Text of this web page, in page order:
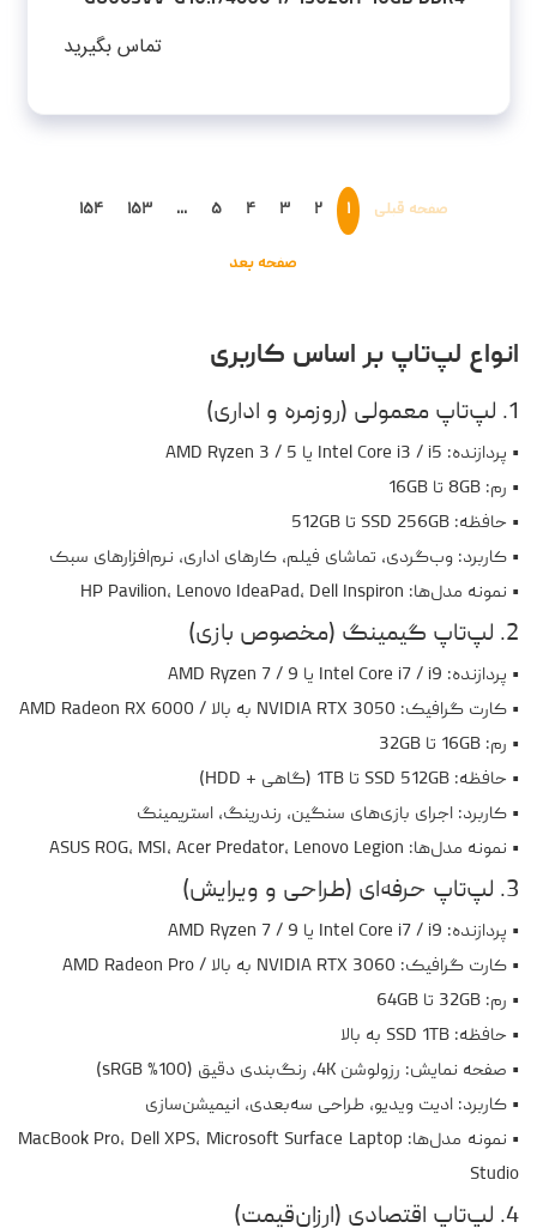
تماس بگیرید
صفحه قبلی ۱ ۲ ۳ ۴ ۵ ۱۵۳ ۱۵۴
صفحه بعد
انواع لپ‌تاپ بر اساس کاربری
1. لپ‌تاپ معمولی (روزمره و اداری)
• پردازنده: Intel Core i3 / i5 یا AMD Ryzen 3 / 5
• رم: 8GB تا 16GB
• حافظه: SSD 256GB تا 512GB
• کاربرد: وب‌گردی، تماشای فیلم، کارهای اداری، نرم‌افزارهای سبک
• نمونه مدل‌ها: HP Pavilion، Lenovo IdeaPad، Dell Inspiron
2. لپ‌تاپ گیمینگ (مخصوص بازی)
• پردازنده: Intel Core i7 / i9 یا AMD Ryzen 7 / 9
• کارت گرافیک: NVIDIA RTX 3050 به بالا / AMD Radeon RX 6000
• رم: 16GB تا 32GB
• حافظه: SSD 512GB تا 1TB (گاهی + HDD)
• کاربرد: اجرای بازی‌های سنگین، رندرینگ، استریمینگ
• نمونه مدل‌ها: ASUS ROG، MSI، Acer Predator، Lenovo Legion
3. لپ‌تاپ حرفه‌ای (طراحی و ویرایش)
• پردازنده: Intel Core i7 / i9 یا AMD Ryzen 7 / 9
• کارت گرافیک: NVIDIA RTX 3060 به بالا / AMD Radeon Pro
• رم: 32GB تا 64GB
• حافظه: SSD 1TB به بالا
• صفحه نمایش: رزولوشن 4K، رنگ‌بندی دقیق (100% sRGB)
• کاربرد: ادیت ویدیو، طراحی سه‌بعدی، انیمیشن‌سازی
• نمونه مدل‌ها: MacBook Pro، Dell XPS، Microsoft Surface Laptop
Studio
4. لپ‌تاپ اقتصادی (ارزان‌قیمت)